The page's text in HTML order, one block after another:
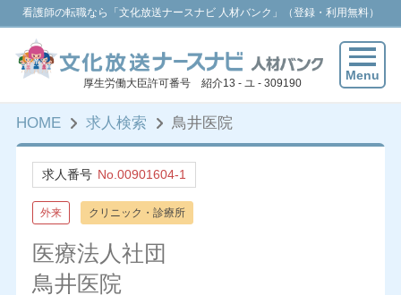
看護師の転職なら「文化放送ナースナビ 人材バンク」（登録・利用無料）
厚生労働大臣許可番号 紹介13 - ユ - 309190
Menu
HOME 求人検索 鳥井医院
求人番号 No.00901604-1
外来 クリニック・診療所
医療法人社団
鳥井医院